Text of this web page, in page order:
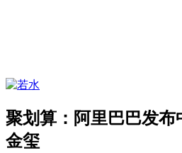
聚划算：阿里巴巴发
金玺